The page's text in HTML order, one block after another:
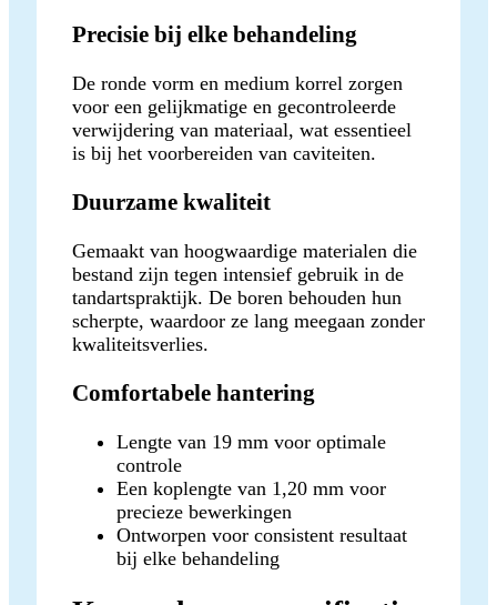
Precisie bij elke behandeling
De ronde vorm en medium korrel zorgen
voor een gelijkmatige en gecontroleerde
verwijdering van materiaal, wat essentieel
is bij het voorbereiden van caviteiten.
Duurzame kwaliteit
Gemaakt van hoogwaardige materialen die
bestand zijn tegen intensief gebruik in de
tandartspraktijk. De boren behouden hun
scherpte, waardoor ze lang meegaan zonder
kwaliteitsverlies.
Comfortabele hantering
Lengte van 19 mm voor optimale
controle
Een koplengte van 1,20 mm voor
precieze bewerkingen
Ontworpen voor consistent resultaat
bij elke behandeling